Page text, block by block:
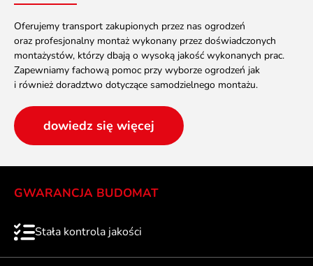
Oferujemy transport zakupionych przez nas ogrodzeń
oraz profesjonalny montaż wykonany przez doświadczonych
montażystów, którzy dbają o wysoką jakość wykonanych prac.
Zapewniamy fachową pomoc przy wyborze ogrodzeń jak
i również doradztwo dotyczące samodzielnego montażu.
dowiedz się więcej
GWARANCJA BUDOMAT
Stała kontrola jakości